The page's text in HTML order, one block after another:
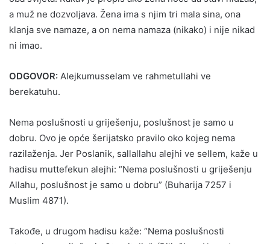
a muž ne dozvoljava. Žena ima s njim tri mala sina, ona
klanja sve namaze, a on nema namaza (nikako) i nije nikad
ni imao.
ODGOVOR: Alejkumusselam ve rahmetullahi ve
berekatuhu.
Nema poslušnosti u griješenju, poslušnost je samo u
dobru. Ovo je opće šerijatsko pravilo oko kojeg nema
razilaženja. Jer Poslanik, sallallahu alejhi ve sellem, kaže u
hadisu muttefekun alejhi: “Nema poslušnosti u griješenju
Allahu, poslušnost je samo u dobru” (Buharija 7257 i
Muslim 4871).
Takođe, u drugom hadisu kaže: “Nema poslušnosti